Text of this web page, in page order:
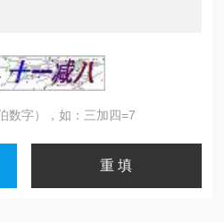
数字），如：三加四=7